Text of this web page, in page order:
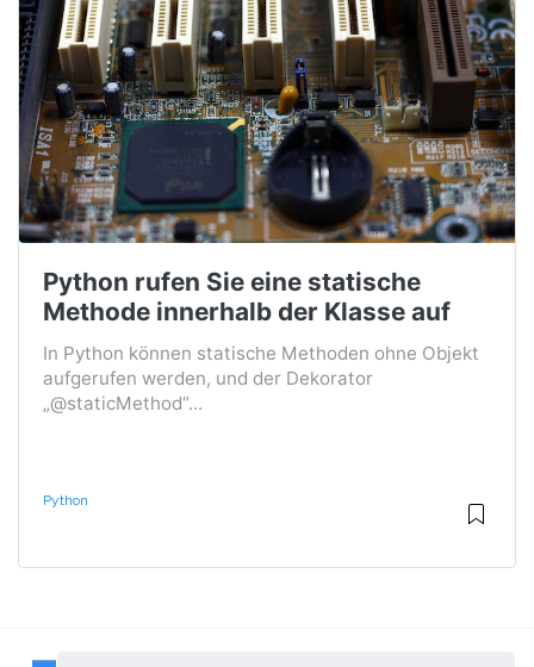
Python rufen Sie eine statische
Methode innerhalb der Klasse auf
In Python können statische Methoden ohne Objekt
aufgerufen werden, und der Dekorator
„@staticMethod“...
Python